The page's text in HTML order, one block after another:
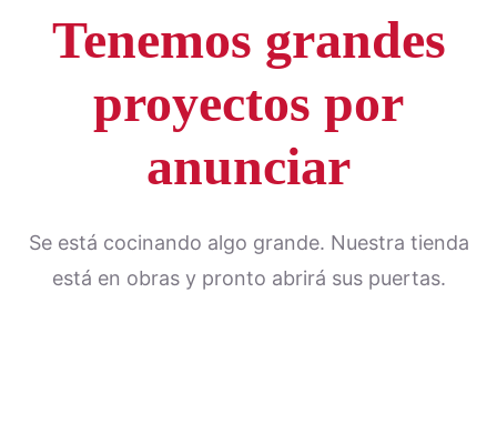
Tenemos grandes
proyectos por
anunciar
Se está cocinando algo grande. Nuestra tienda
está en obras y pronto abrirá sus puertas.